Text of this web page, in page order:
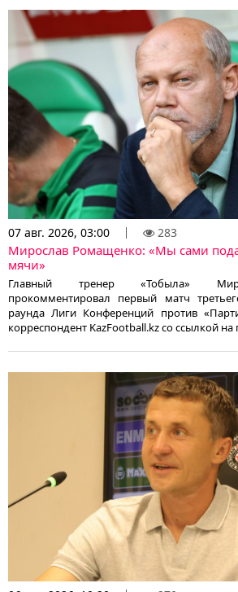
07 авг. 2026, 03:00 283
Мирослав Ромащенко: «Мы сами
мячи»
Главный тренер «Тобыла»
прокомментировал первый матч
раунда Лиги Конференций против
корреспондент KazFootball.kz со ссылкой на